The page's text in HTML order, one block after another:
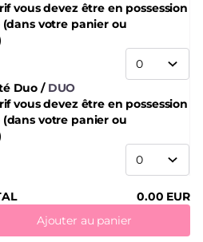
vous devez être en possession
votre panier ou
Duo
DUO
vous devez être en possession
votre panier ou
0.00 EUR
Ajouter au panier